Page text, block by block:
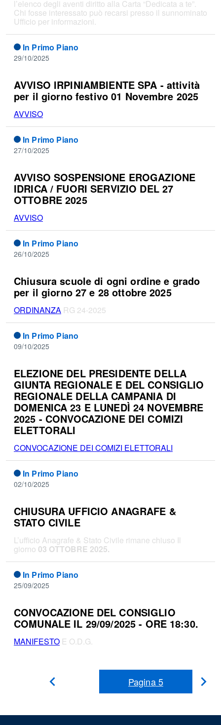
l’elenco degli aventi diritto alla Carta “Dedicata a te”.
Chi fosse interessato può recarsi presso il sunnominato
Ufficio per informazioni.
In Primo Piano
29/10/2025
AVVISO IRPINIAMBIENTE SPA - attività
per il giorno festivo 01 Novembre 2025
AVVISO
In Primo Piano
27/10/2025
AVVISO SOSPENSIONE EROGAZIONE
IDRICA / FUORI SERVIZIO DEL 27
OTTOBRE 2025
AVVISO
In Primo Piano
26/10/2025
Chiusura scuole di ogni ordine e grado
per il giorno 27 e 28 ottobre 2025
ORDINANZA RG 24-2025
In Primo Piano
09/10/2025
ELEZIONE DEL PRESIDENTE DELLA
GIUNTA REGIONALE E DEL CONSIGLIO
REGIONALE DELLA CAMPANIA DI
DOMENICA 23 E LUNEDÌ 24 NOVEMBRE
2025 - CONVOCAZIONE DEI COMIZI
ELETTORALI
CONVOCAZIONE DEI COMIZI ELETTORALI
In Primo Piano
02/10/2025
CHIUSURA UFFICIO ANAGRAFE &
STATO CIVILE
L’ufficio Anagrafe & Stato Civile rimane chiuso Il
giorno 03 OTTOBRE 2025.
In Primo Piano
25/09/2025
CONVOCAZIONE DEL CONSIGLIO
COMUNALE IL 29/09/2025 - ORE 18:30.
MANIFESTO E O.D.G.
Pagina5